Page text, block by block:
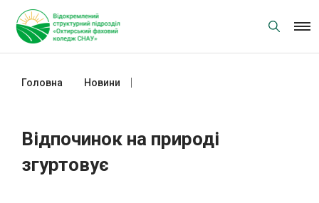
content
Головна Новини
Відпочинок на природі
згуртовує